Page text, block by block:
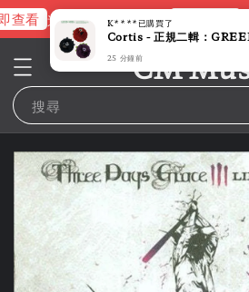
看 進擊的巨人片頭曲 立即查看
CM
搜尋
K****已購買了
25 分鐘前